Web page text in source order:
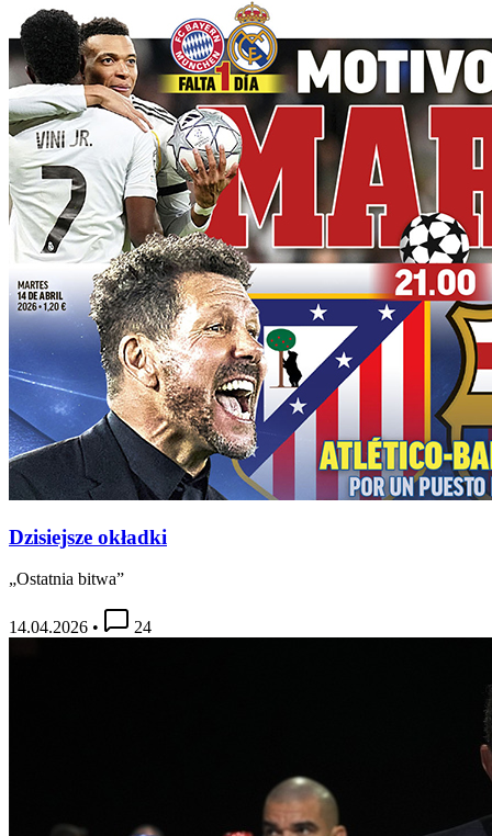
Dzisiejsze okładki
„Ostatnia bitwa”
14.04.2026 • 24